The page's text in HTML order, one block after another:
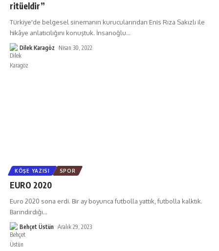
ritüeldir”
Türkiye'de belgesel sinemanın kurucularından Enis Rıza Sakızlı ile
hikâye anlatıcılığını konuştuk. İnsanoğlu…
Dilek Karagöz Nisan 30, 2022
KÖŞE YAZISI SPOR
EURO 2020
Euro 2020 sona erdi. Bir ay boyunca futbolla yattık, futbolla kalktık.
Barındırdığı…
Behçet Üstün Aralık 29, 2023